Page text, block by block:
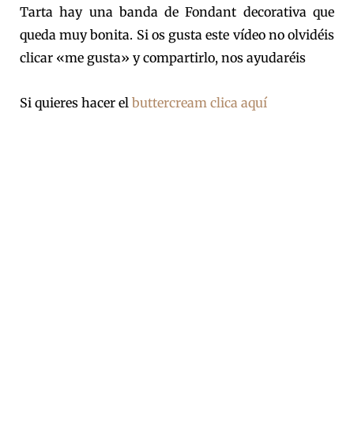
Tarta hay una banda de Fondant decorativa que
queda muy bonita. Si os gusta este vídeo no olvidéis
clicar «me gusta» y compartirlo, nos ayudaréis
Si quieres hacer el buttercream clica aquí